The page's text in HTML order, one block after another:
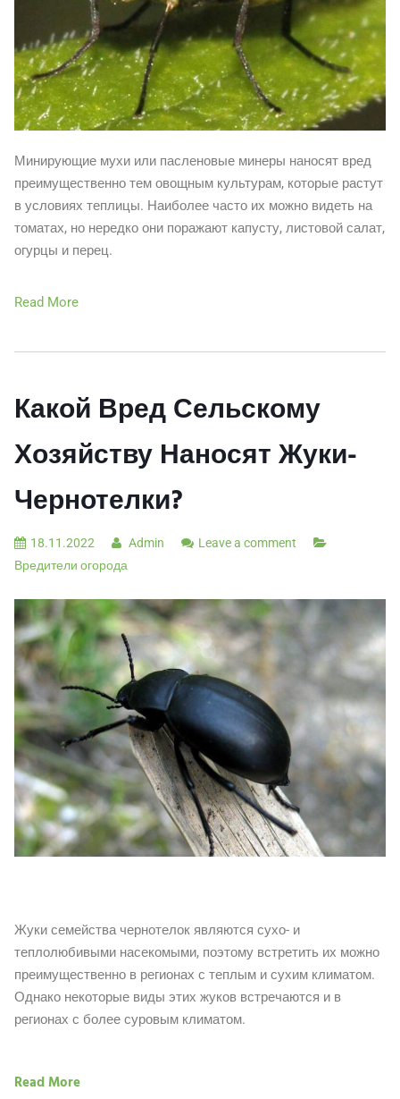
Минирующие мухи или пасленовые минеры наносят вред
преимущественно тем овощным культурам, которые растут
в условиях теплицы. Наиболее часто их можно видеть на
томатах, но нередко они поражают капусту, листовой салат,
огурцы и перец.
Read More
Какой Вред Сельскому
Хозяйству Наносят Жуки-
Чернотелки?
18.11.2022 Admin
Leave a comment
Вредители огорода
Жуки семейства чернотелок являются сухо- и
теплолюбивыми насекомыми, поэтому встретить их можно
преимущественно в регионах с теплым и сухим климатом.
Однако некоторые виды этих жуков встречаются и в
регионах с более суровым климатом.
Read More